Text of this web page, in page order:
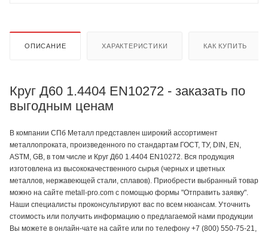
ОПИСАНИЕ ХАРАКТЕРИСТИКИ КАК КУПИТЬ
Круг Д60 1.4404 EN10272 - заказать по
выгодным ценам
В компании СПб Металл представлен широкий ассортимент
металлопроката, произведенного по стандартам ГОСТ, ТУ, DIN, EN,
ASTM, GB, в том числе и Круг Д60 1.4404 EN10272. Вся продукция
изготовлена из высококачественного сырья (черных и цветных
металлов, нержавеющей стали, сплавов). Приобрести выбранный товар
можно на сайте metall-pro.com с помощью формы "Отправить заявку".
Наши специалисты проконсультируют вас по всем нюансам. Уточнить
стоимость или получить информацию о предлагаемой нами продукции
Вы можете в онлайн-чате на сайте или по телефону +7 (800) 550-75-21,